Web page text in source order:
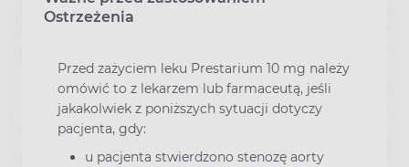
Ostrzeżenia
Przed zażyciem leku Prestarium 10 mg należy
omówić to z lekarzem lub farmaceutą, jeśli
jakakolwiek z poniższych sytuacji dotyczy
pacjenta, gdy:
u pacjenta stwierdzono stenozę aorty